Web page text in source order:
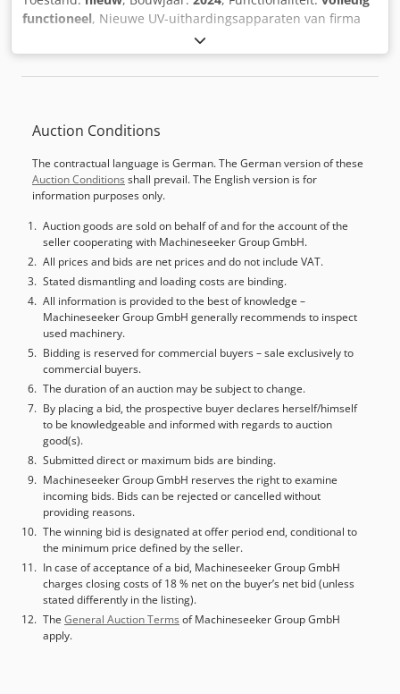
functioneel, Nieuwe UV-uithardingsapparaten van firma
Dr. Hönle, bouwjaar 2024, nog in originele verpakking.
Inclusief controller en diverse LED-spots, geschikt voor
uitharding en bestraling. Golflengte: 356 nm en 460 nm,
Gelieve uw aanbiedingsprijs te vermelden. Verkoop
Brittannië en Zwitserland. Technische gegevens zie
handout. Zonder verpakking; elke vorm van garantie is
uitgesloten. Indien u de installatie zelf wenst te
demonteren, graag vermeldingen hiervan in uw bod. Wij
nemen geen verantwoording voor de juistheid van de
technische gegevens, de volledigheid van accessoires en
gereedschappen, alsmede voor de naleving van
veiligheids- en milieubeschermingsvoorschriften zoals
vermeld in de ongevallenpreventieregels. Cjdpsw Ichlefx
Afterf
Auction Conditions
The contractual language is German. The German version of these
Auction Conditions shall prevail. The English version is for
information purposes only.
Auction goods are sold on behalf of and for the account of the
seller cooperating with Machineseeker Group GmbH.
All prices and bids are net prices and do not include VAT.
Stated dismantling and loading costs are binding.
All information is provided to the best of knowledge –
Machineseeker Group GmbH generally recommends to inspect
used machinery.
Bidding is reserved for commercial buyers – sale exclusively to
commercial buyers.
The duration of an auction may be subject to change.
By placing a bid, the prospective buyer declares herself/himself
to be knowledgeable and informed with regards to auction
good(s).
Submitted direct or maximum bids are binding.
Machineseeker Group GmbH reserves the right to examine
incoming bids. Bids can be rejected or cancelled without
providing reasons.
The winning bid is designated at offer period end, conditional to
the minimum price defined by the seller.
In case of acceptance of a bid, Machineseeker Group GmbH
charges closing costs of 18 % net on the buyer’s net bid (unless
stated differently in the listing).
The General Auction Terms of Machineseeker Group GmbH
apply.